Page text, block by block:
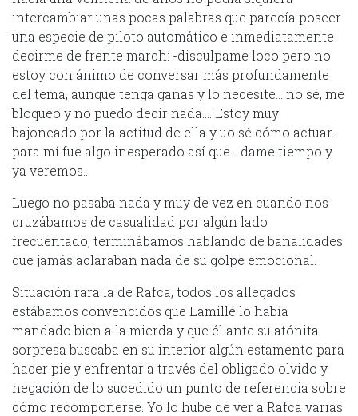
intercambiar unas pocas palabras que parecía poseer
una especie de piloto automático e inmediatamente
decirme de frente march: -disculpame loco pero no
estoy con ánimo de conversar más profundamente
del tema, aunque tenga ganas y lo necesite… no sé, me
bloqueo y no puedo decir nada…. Estoy muy
bajoneado por la actitud de ella y uo sé cómo actuar…
para mí fue algo inesperado así que… dame tiempo y
ya veremos…
Luego no pasaba nada y muy de vez en cuando nos
cruzábamos de casualidad por algún lado
frecuentado, terminábamos hablando de banalidades
que jamás aclaraban nada de su golpe emocional.
Situación rara la de Rafca, todos los allegados
estábamos convencidos que Lamillé lo había
mandado bien a la mierda y que él ante su atónita
sorpresa buscaba en su interior algún estamento para
hacer pie y enfrentar a través del obligado olvido y
negación de lo sucedido un punto de referencia sobre
cómo recomponerse. Yo lo hube de ver a Rafca varias